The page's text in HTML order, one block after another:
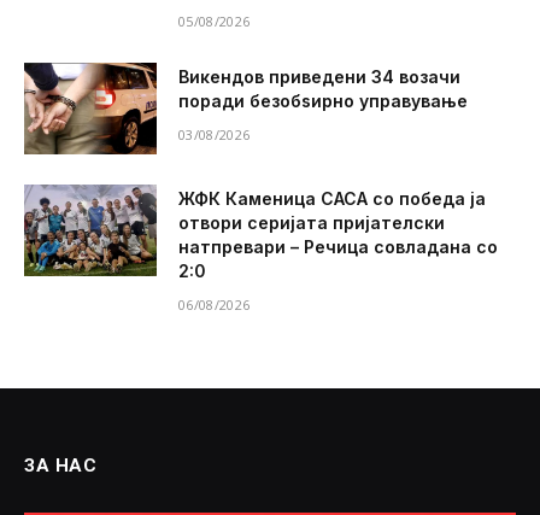
05/08/2026
Викендов приведени 34 возачи
поради безобѕирно управување
03/08/2026
ЖФК Каменица САСА со победа ја
отвори серијата пријателски
натпревари – Речица совладана со
2:0
06/08/2026
ЗА НАС